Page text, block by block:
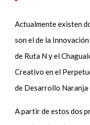
Actualmente existen
son el de la
de Ruta N y el
Creativo en el
de Desarrollo Naranja
A partir de estos dos